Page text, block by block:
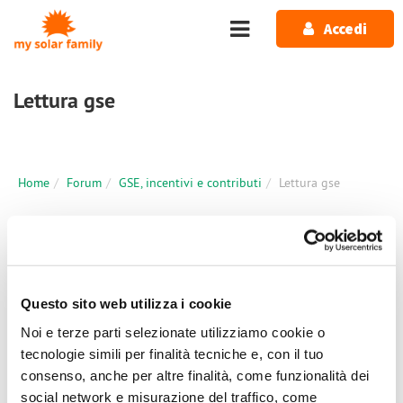
Questo sito web utilizza i cookie
Noi e terze parti selezionate utilizziamo cookie o
tecnologie simili per finalità tecniche e, con il tuo
consenso, anche per altre finalità, come funzionalità dei
social network e misurazione del traffico, come
Salta al contenuto principale
Accedi
Lettura gse
Home Forum GSE, incentivi e contributi Lettura gse
Accedioregistratiper inserire commenti.
Ultimo Messaggio
Ven, 25/02/2022 - 10:28
ciao per esperienza personale
ciao per esperienza personale ti consiglio di chiamare il gse e